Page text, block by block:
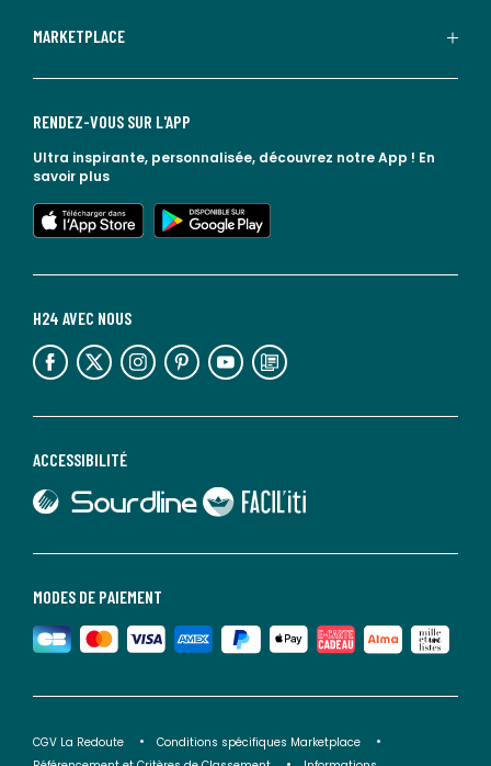
MARKETPLACE
MODES DE PAIEMENT
ACCESSIBILITÉ
lien vers Faciliti
H24 AVEC NOUS
lien vers l'espace réseaux sociaux lien vers l'espace réseaux sociaux lien vers l'espace réseaux sociaux lien vers l'espace réseaux sociaux lien vers l'espace réseaux sociaux lien vers le blog la redoute
RENDEZ-VOUS SUR L'APP
Ultra inspirante, personnalisée, découvrez notre App ! En
savoir plus
lien vers l'app store
lien vers google play
CGV La Redoute
Conditions spécifiques Marketplace